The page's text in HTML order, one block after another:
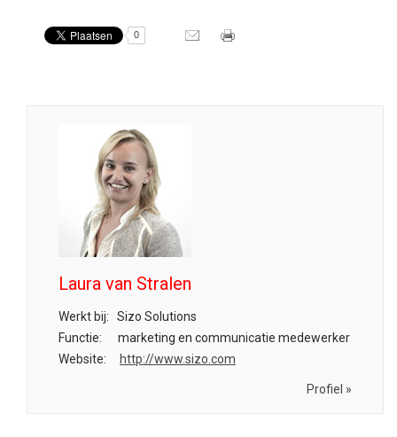
0
Laura van Stralen
Werkt bij:
Sizo Solutions
Functie:
marketing en communicatie medewerker
Website:
http://www.sizo.com
Profiel »